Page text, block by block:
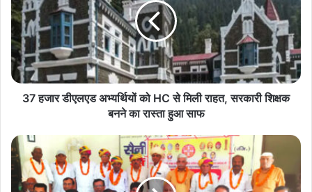
अभ्यर्थियों
को
HC
से
मिली
राहत,
सरकारी
का
रास्ता
हुआ
साफ
37 हजार डीएलएड अभ्यर्थियों को HC से मिली राहत, सरकारी शिक्षक
बनने का रास्ता हुआ साफ
आगे
बढ़ने
के
लिए